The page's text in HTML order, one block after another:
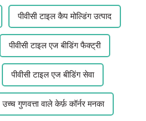
पीवीसी टाइल कैप मोल्डिंग उत्पाद
पीवीसी टाइल एज बीडिंग फैक्ट्री
पीवीसी टाइल एज बीडिंग सेवा
उच्च गुणवत्ता वाले केर्फ़ कॉर्नर मनका